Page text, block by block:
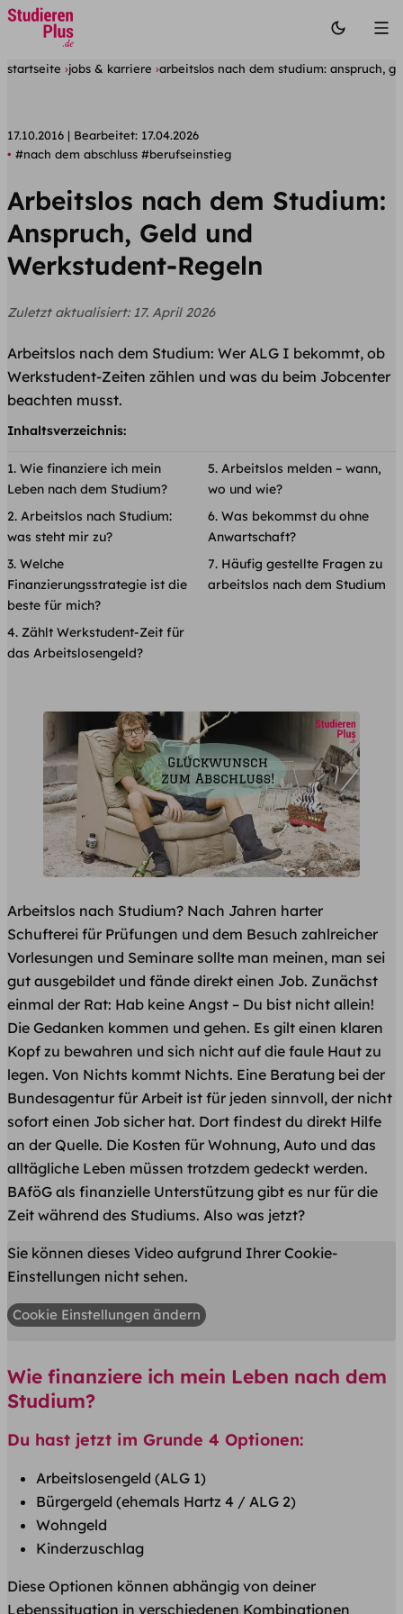
startseite jobs & karriere arbeitslos nach dem studium: anspruch,
17.10.2016 Bearbeitet: 17.04.2026
#nach dem abschluss #berufseinstieg
Arbeitslos nach dem Studium:
Anspruch, Geld und
Werkstudent-Regeln
Zuletzt aktualisiert: 17. April 2026
Arbeitslos nach dem Studium: Wer ALG I bekommt, ob
Werkstudent-Zeiten zählen und was du beim Jobcenter
beachten musst.
Inhaltsverzeichnis:
Wie finanziere ich mein
Leben nach dem Studium?
Arbeitslos nach Studium:
was steht mir zu?
Welche
Finanzierungsstrategie ist die
beste für mich?
Zählt Werkstudent-Zeit für
das Arbeitslosengeld?
Arbeitslos melden – wann,
wo und wie?
Was bekommst du ohne
Anwartschaft?
Häufig gestellte Fragen zu
arbeitslos nach dem Studium
Arbeitslos nach Studium? Nach Jahren harter
Schufterei für Prüfungen und dem Besuch zahlreicher
Vorlesungen und Seminare sollte man meinen, man sei
gut ausgebildet und fände direkt einen Job. Zunächst
einmal der Rat: Hab keine Angst – Du bist nicht allein!
Die Gedanken kommen und gehen. Es gilt einen klaren
Kopf zu bewahren und sich nicht auf die faule Haut zu
legen. Von Nichts kommt Nichts. Eine Beratung bei der
Bundesagentur für Arbeit ist für jeden sinnvoll, der nicht
sofort einen Job sicher hat. Dort findest du direkt Hilfe
an der Quelle. Die Kosten für Wohnung, Auto und das
alltägliche Leben müssen trotzdem gedeckt werden.
BAföG als finanzielle Unterstützung gibt es nur für die
Zeit während des Studiums. Also was jetzt?
Sie können dieses Video aufgrund Ihrer Cookie-
Einstellungen nicht sehen.
Cookie Einstellungen ändern
Wie finanziere ich mein Leben nach dem
Studium?
Du hast jetzt im Grunde 4 Optionen:
Arbeitslosengeld (ALG 1)
Bürgergeld (ehemals Hartz 4 / ALG 2)
Wohngeld
Kinderzuschlag
Diese Optionen können abhängig von deiner
Lebenssituation in verschiedenen Kombinationen